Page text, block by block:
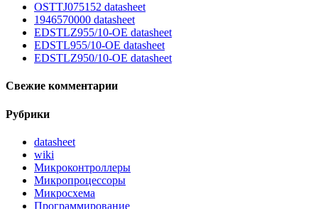
OSTTJ075152 datasheet
1946570000 datasheet
EDSTLZ955/10-OE datasheet
EDSTL955/10-OE datasheet
EDSTLZ950/10-OE datasheet
Свежие комментарии
Рубрики
datasheet
wiki
Микроконтроллеры
Микропроцессоры
Микросхема
Программирование